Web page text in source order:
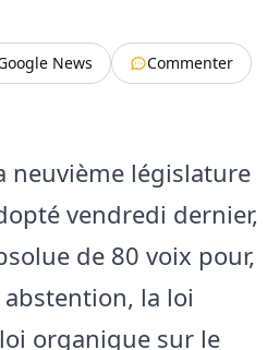
News
Commenter
neuvième législature
vendredi dernier,
de 80 voix pour,
la loi
organique sur le